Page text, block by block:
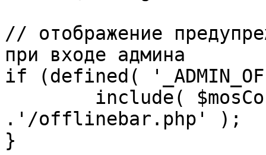
// отображение
при входе админа
if (defined(
.'/offlinebar.php' );
}